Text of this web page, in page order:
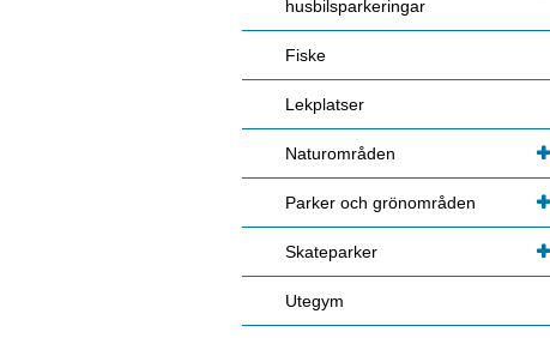
husbilsparkeringar
Fiske
Lekplatser
Naturområden
Parker och grönområden
Skateparker
Utegym